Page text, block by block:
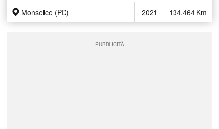
Monselice (PD) 2021 134.464 Km
PUBBLICITÀ